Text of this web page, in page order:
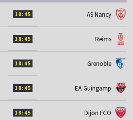
18:45 AS Nancy
18:45 Reims
18:45 Grenoble
18:45 EA Guingamp
18:45 Dijon FCO